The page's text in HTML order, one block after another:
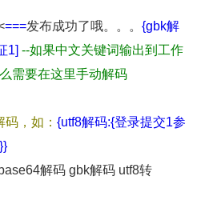
===发布成功了哦。。。 {gbk解
1] --如果中文关键词输出到工作
需要在这里手动解码
，如： {utf8解码:{登录提交1参
解码 gbk解码 utf8转